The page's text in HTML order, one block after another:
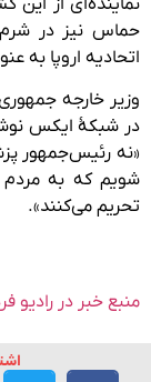
حماس نیز در
اتحادیه اروپا به
وزیر خارجه
در شبکهٔ ایکس
«نه رئیس‌جمهور
شویم که به مردم
تحریم می‌کنند».
منبع خبر در رادیو